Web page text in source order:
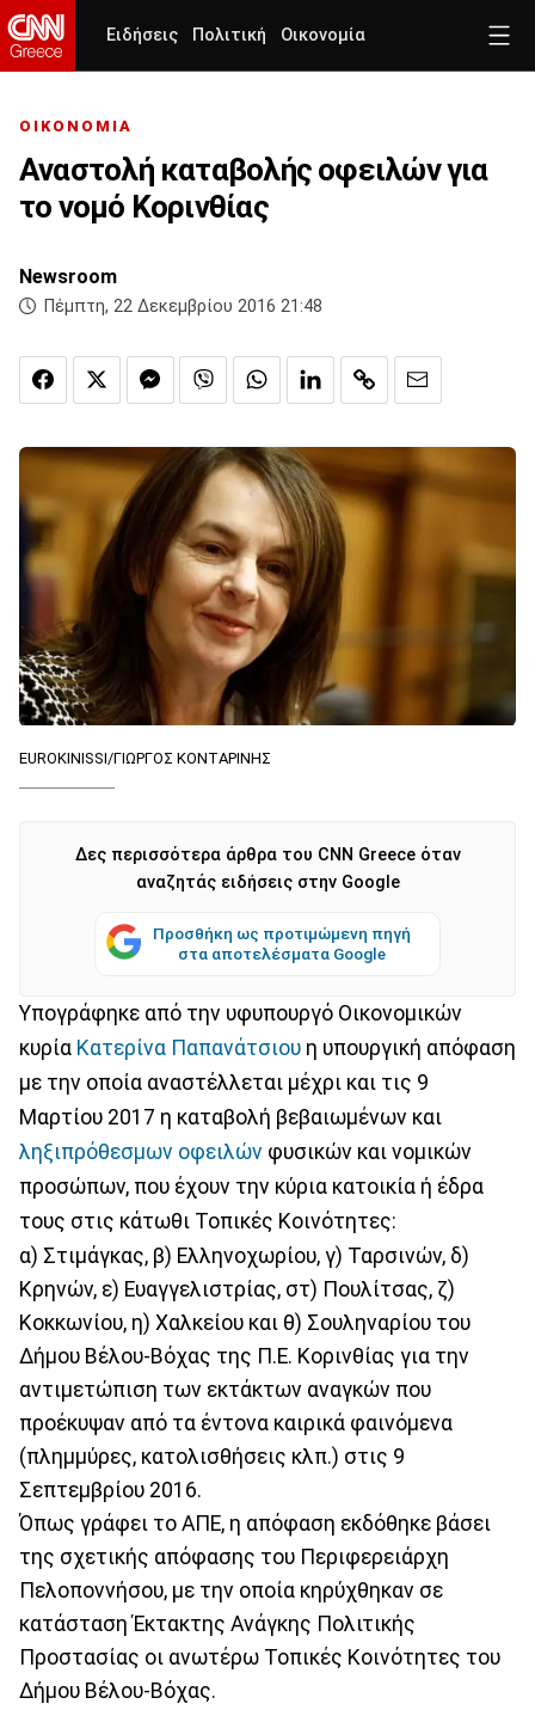
Ειδήσεις Πολιτική Οικονομία
ΟΙΚΟΝΟΜΙΑ
Αναστολή καταβολής οφειλών για
το νομό Κορινθίας
Newsroom
Πέμπτη, 22 Δεκεμβρίου 2016 21:48
EUROKINISSI/ΓΙΩΡΓΟΣ ΚΟΝΤΑΡΙΝΗΣ
Δες περισσότερα άρθρα του CNN Greece όταν
αναζητάς ειδήσεις στην Google
Προσθήκη ως προτιμώμενη πηγή
στα αποτελέσματα Google
Υπογράφηκε από την υφυπουργό Οικονομικών
κυρία Κατερίνα Παπανάτσιου η υπουργική απόφαση
με την οποία αναστέλλεται μέχρι και τις 9
Μαρτίου 2017 η καταβολή βεβαιωμένων και
ληξιπρόθεσμων οφειλών φυσικών και νομικών
προσώπων, που έχουν την κύρια κατοικία ή έδρα
τους στις κάτωθι Τοπικές Κοινότητες:
α) Στιμάγκας, β) Ελληνοχωρίου, γ) Ταρσινών, δ)
Κρηνών, ε) Ευαγγελιστρίας, στ) Πουλίτσας, ζ)
Κοκκωνίου, η) Χαλκείου και θ) Σουληναρίου του
Δήμου Βέλου-Βόχας της Π.Ε. Κορινθίας για την
αντιμετώπιση των εκτάκτων αναγκών που
προέκυψαν από τα έντονα καιρικά φαινόμενα
(πλημμύρες, κατολισθήσεις κλπ.) στις 9
Σεπτεμβρίου 2016.
Όπως γράφει το ΑΠΕ, η απόφαση εκδόθηκε βάσει
της σχετικής απόφασης του Περιφερειάρχη
Πελοποννήσου, με την οποία κηρύχθηκαν σε
κατάσταση Έκτακτης Ανάγκης Πολιτικής
Προστασίας οι ανωτέρω Τοπικές Κοινότητες του
Δήμου Βέλου-Βόχας.